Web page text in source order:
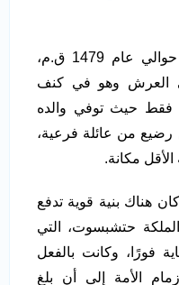
في قلب مشهد سياسي معقد حوالي عام 1479 ق.م،
العرش وهو في كنف
فقط حيث توفي والده
رضيع من عائلة فرعية،
الأقل مكانة.
هناك بنية قوية تدفع
حتشبسوت، التي
فورًا، وكانت بالفعل
الأمة إلى أن بلغ